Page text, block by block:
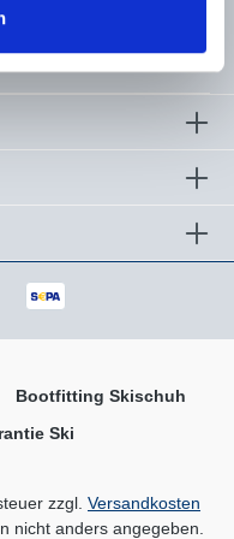
Bootfitting Skischuh
Ski
zzgl. Versandkosten
nicht anders angegeben.